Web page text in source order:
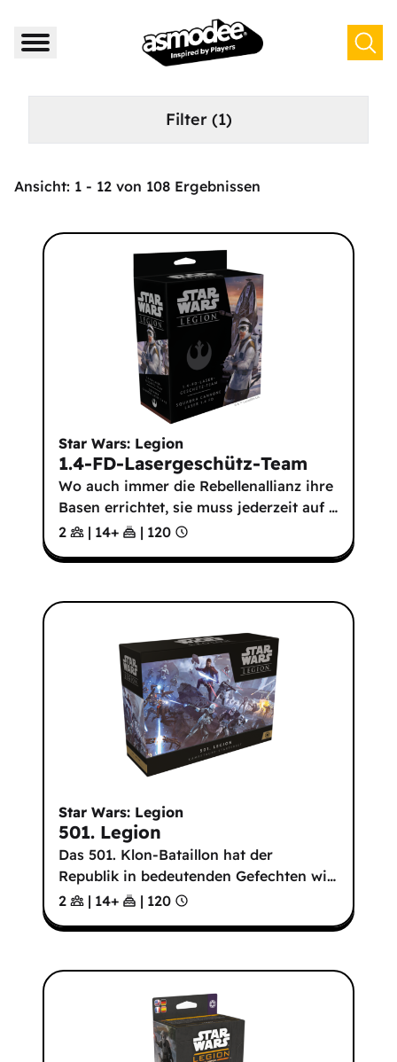
Filter (1)
Ansicht: 1 - 12 von 108 Ergebnissen
Star Wars: Legion
1.4-FD-Lasergeschütz-Team
Wo auch immer die Rebellenallianz ihre
Basen errichtet, sie muss jederzeit auf …
2
| 14+ | 120
Star Wars: Legion
501. Legion
Das 501. Klon-Bataillon hat der
Republik in bedeutenden Gefechten wi…
2
| 14+ | 120